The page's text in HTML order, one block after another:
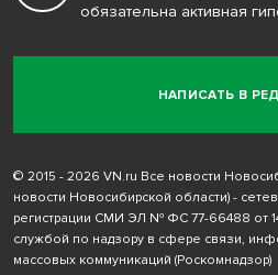
НАПИСАТЬ В
обязательна активная
© 2015 - 2026 VN.ru Все новости
новости Новосибирской области) -
регистрации СМИ ЭЛ № ФС 77-66488 от
службой по надзору в сфере связи,
массовых коммуникаций (Роскомнадзор)